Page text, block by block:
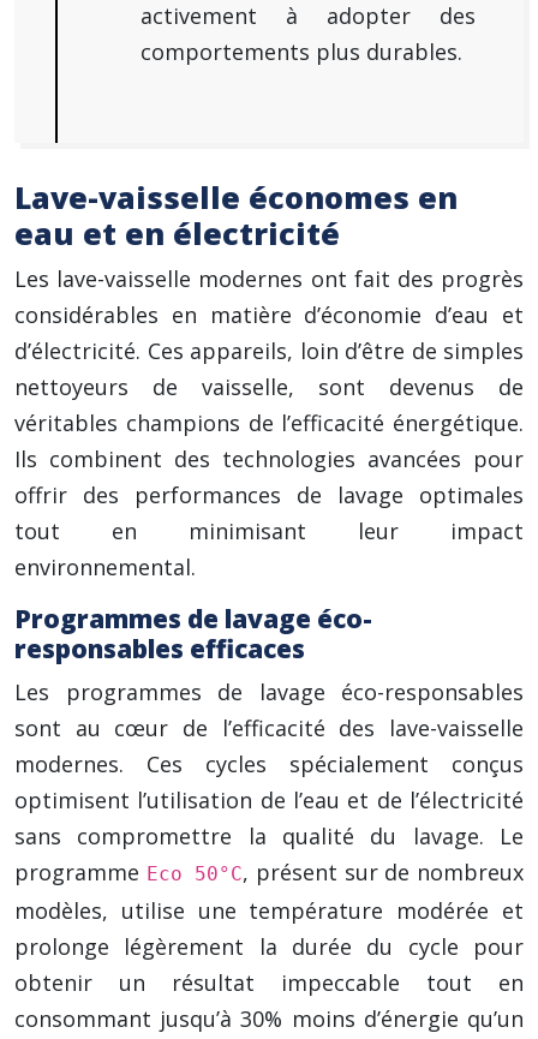
activement à adopter des
comportements plus durables.
Lave-vaisselle économes en
eau et en électricité
Les lave-vaisselle modernes ont fait des progrès
considérables en matière d’économie d’eau et
d’électricité. Ces appareils, loin d’être de simples
nettoyeurs de vaisselle, sont devenus de
véritables champions de l’efficacité énergétique.
Ils combinent des technologies avancées pour
offrir des performances de lavage optimales
tout en minimisant leur impact
environnemental.
Programmes de lavage éco-
responsables efficaces
Les programmes de lavage éco-responsables
sont au cœur de l’efficacité des lave-vaisselle
modernes. Ces cycles spécialement conçus
optimisent l’utilisation de l’eau et de l’électricité
sans compromettre la qualité du lavage. Le
programme Eco 50°C, présent sur de nombreux
modèles, utilise une température modérée et
prolonge légèrement la durée du cycle pour
obtenir un résultat impeccable tout en
consommant jusqu’à 30% moins d’énergie qu’un